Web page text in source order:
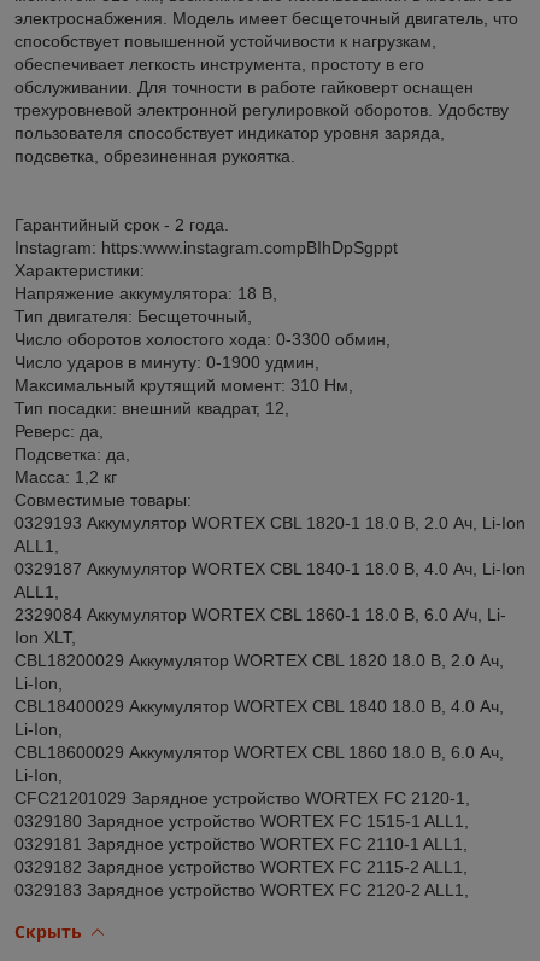
электроснабжения. Модель имеет бесщеточный двигатель, что
способствует повышенной устойчивости к нагрузкам,
обеспечивает легкость инструмента, простоту в его
обслуживании. Для точности в работе гайковерт оснащен
трехуровневой электронной регулировкой оборотов. Удобству
пользователя способствует индикатор уровня заряда,
подсветка, обрезиненная рукоятка.
Гарантийный срок - 2 года.
Instagram: https:www.instagram.compBIhDpSgppt
Характеристики:
Напряжение аккумулятора: 18 В,
Тип двигателя: Бесщеточный,
Число оборотов холостого хода: 0-3300 обмин,
Число ударов в минуту: 0-1900 удмин,
Максимальный крутящий момент: 310 Нм,
Тип посадки: внешний квадрат, 12,
Реверс: да,
Подсветка: да,
Масса: 1,2 кг
Совместимые товары:
0329193 Аккумулятор WORTEX CBL 1820-1 18.0 В, 2.0 Ач, Li-Ion
ALL1,
0329187 Аккумулятор WORTEX CBL 1840-1 18.0 В, 4.0 Ач, Li-Ion
ALL1,
2329084 Аккумулятор WORTEX CBL 1860-1 18.0 В, 6.0 А/ч, Li-
Ion XLT,
CBL18200029 Аккумулятор WORTEX CBL 1820 18.0 В, 2.0 Ач,
Li-Ion,
CBL18400029 Аккумулятор WORTEX CBL 1840 18.0 В, 4.0 Ач,
Li-Ion,
CBL18600029 Аккумулятор WORTEX CBL 1860 18.0 В, 6.0 Ач,
Li-Ion,
CFC21201029 Зарядное устройство WORTEX FC 2120-1,
0329180 Зарядное устройство WORTEX FC 1515-1 ALL1,
0329181 Зарядное устройство WORTEX FC 2110-1 ALL1,
0329182 Зарядное устройство WORTEX FC 2115-2 ALL1,
0329183 Зарядное устройство WORTEX FC 2120-2 ALL1,
Скрыть